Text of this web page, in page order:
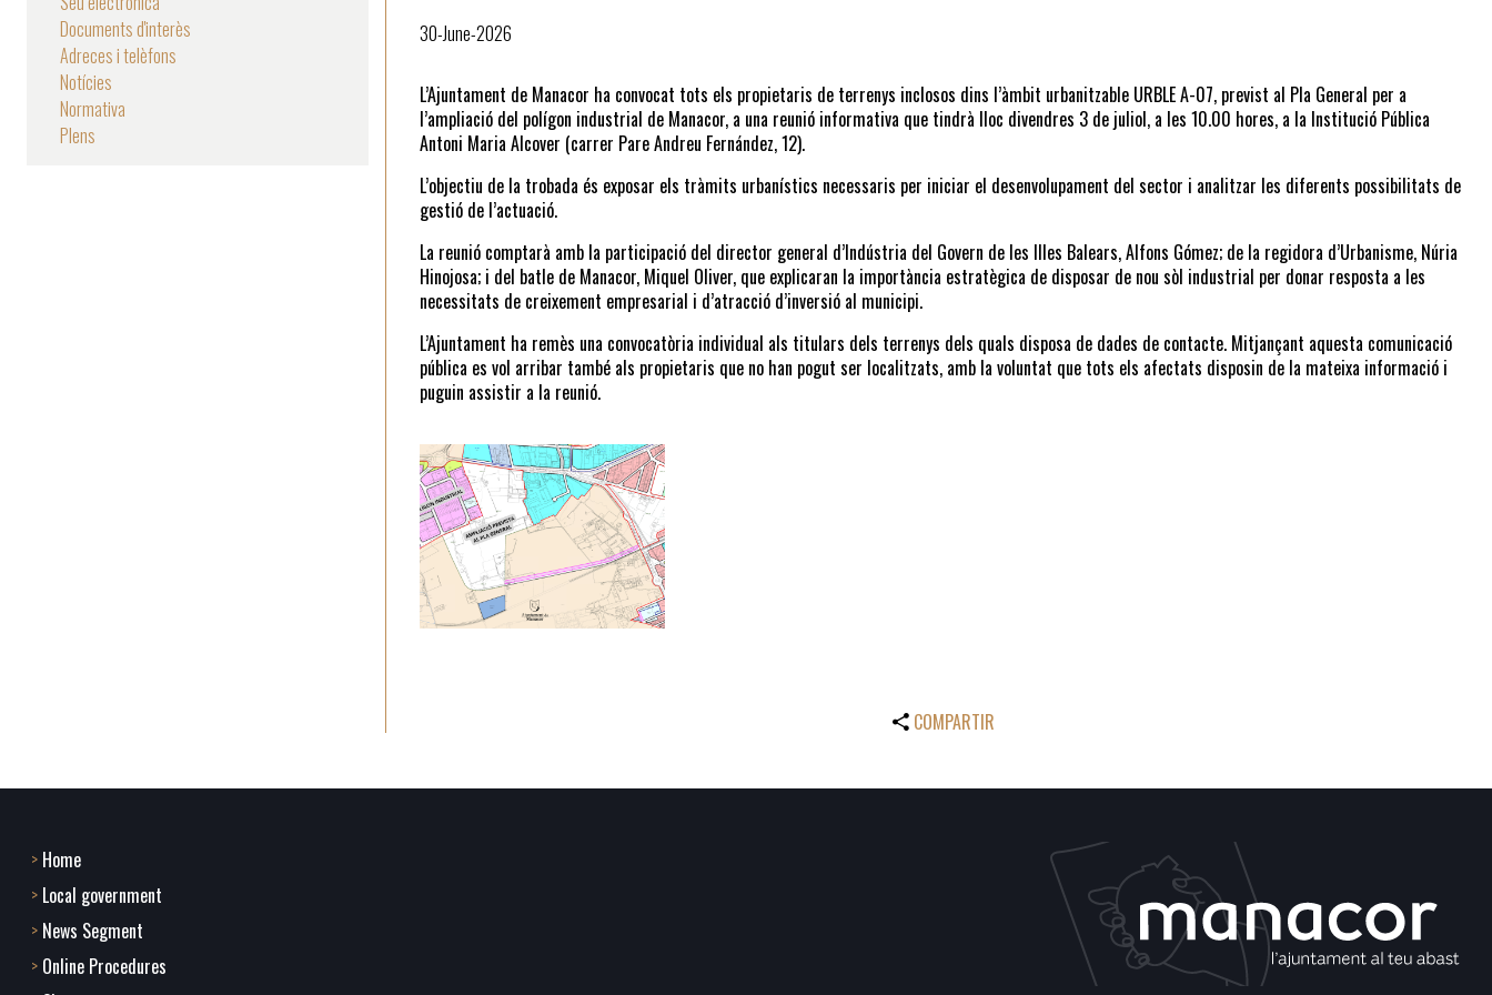
Documents d'interès
Adreces i telèfons
Notícies
Normativa
Plens
30-June-2026
L’Ajuntament de Manacor ha convocat tots els propietaris de terrenys inclosos dins l’àmbit urbanitzable URBLE A-07, previst al Pla General per a
l’ampliació del polígon industrial de Manacor, a una reunió informativa que tindrà lloc divendres 3 de juliol, a les 10.00 hores, a la Institució Pública
Antoni Maria Alcover (carrer Pare Andreu Fernández, 12).
L’objectiu de la trobada és exposar els tràmits urbanístics necessaris per iniciar el desenvolupament del sector i analitzar les diferents possibilitats de
gestió de l’actuació.
La reunió comptarà amb la participació del director general d’Indústria del Govern de les Illes Balears, Alfons Gómez; de la regidora d’Urbanisme, Núria
Hinojosa; i del batle de Manacor, Miquel Oliver, que explicaran la importància estratègica de disposar de nou sòl industrial per donar resposta a les
necessitats de creixement empresarial i d’atracció d’inversió al municipi.
L’Ajuntament ha remès una convocatòria individual als titulars dels terrenys dels quals disposa de dades de contacte. Mitjançant aquesta comunicació
pública es vol arribar també als propietaris que no han pogut ser localitzats, amb la voluntat que tots els afectats disposin de la mateixa informació i
puguin assistir a la reunió.
COMPARTIR
Footer
menu
1
Home
Local government
News Segment
Online Procedures